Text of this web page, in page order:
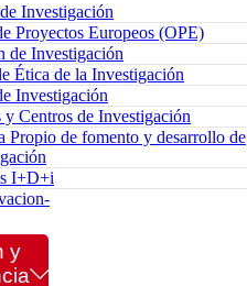
Investigación
Proyectos Europeos (OPE)
de Investigación
Ética de la Investigación
Investigación
y Centros de Investigación
Propio de fomento y desarrollo de
I+D+i
y